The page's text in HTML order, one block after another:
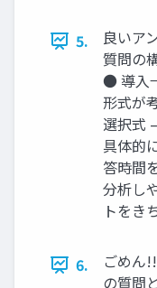
5.
良いア
質問の
● 導入
形式が
選択式
具体的
答時間
分析し
トをき
6.
ごめん
の質問